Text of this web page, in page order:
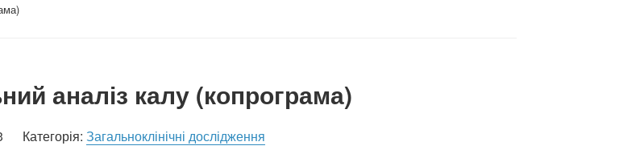
аналіз калу (копрограма)
Категорія: Загальноклінічні дослідження